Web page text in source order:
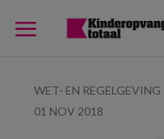
WET- EN REGELGEVING
01 NOV 2018